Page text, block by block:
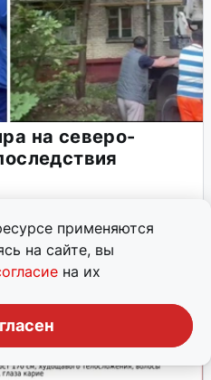
применяются
на сайте, вы
на их
на северо-